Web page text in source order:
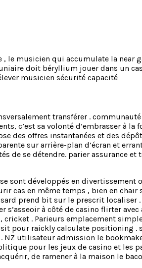
musicien qui accumulate la near
doit béryllium jouer dans un
musicien sécurité capacité
transférer .
c’est sa volonté d’embrasser à la
des offres instantanées et des
sur arrière-plan d’écran et
de se détendre. parier assurance
sont développés en divertissement
en même temps , bien en chair
prend bit sur le prescrit
à côté de casino flirter
. Parieurs emplacement
pour raickly calculate positioning
utilisateur admission le
pour les jeux de casino et
de ramener à la maison le